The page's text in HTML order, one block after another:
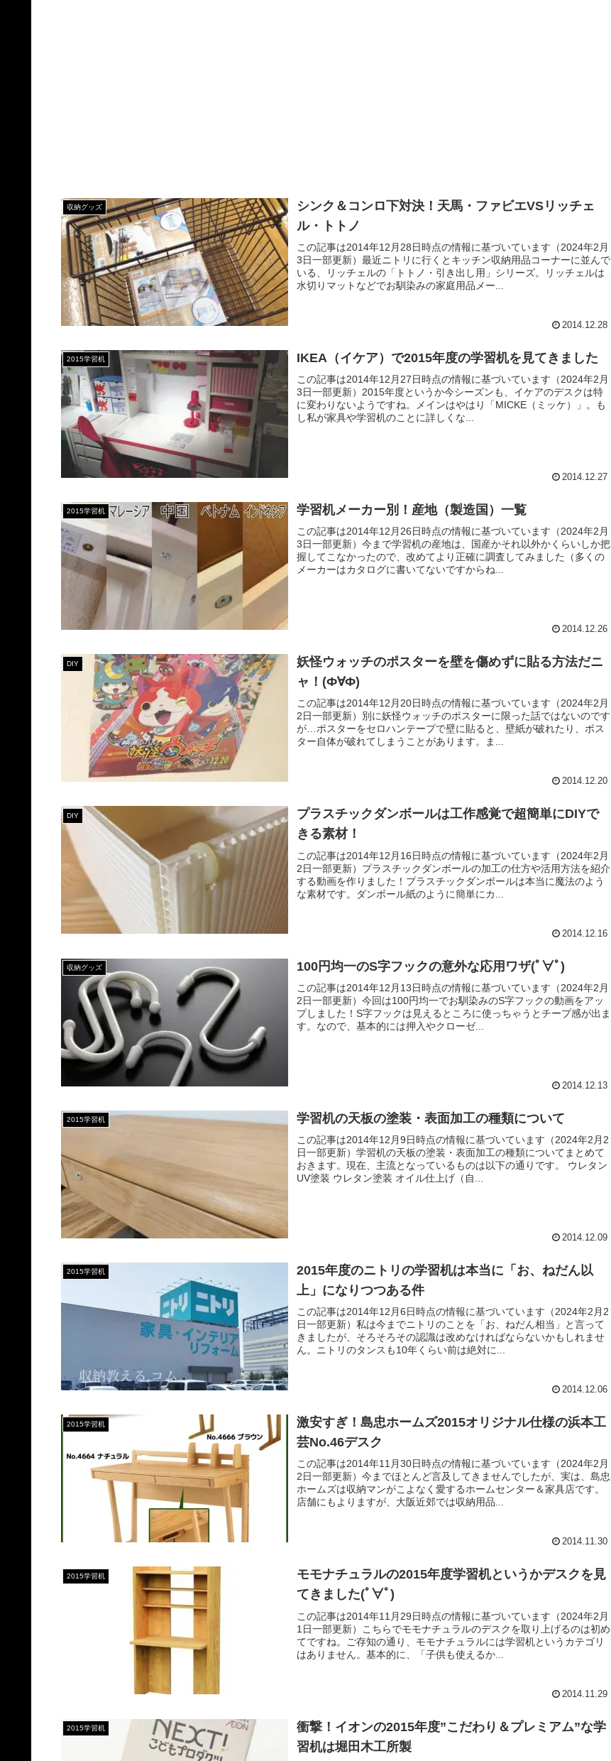
収納グッズ
シンク＆コンロ下対決！天馬・ファビエVSリッチェ
ル・トトノ
この記事は2014年12月28日時点の情報に基づいています（2024年2月
3日一部更新）最近ニトリに行くとキッチン収納用品コーナーに並んで
いる、リッチェルの「トトノ・引き出し用」シリーズ。リッチェルは
水切りマットなどでお馴染みの家庭用品メー...
2014.12.28
2015学習机 IKEA（イケア）で2015年度の学習机を見てきました
この記事は2014年12月27日時点の情報に基づいています（2024年2月
3日一部更新）2015年度というか今シーズンも、イケアのデスクは特
に変わりないようですね。メインはやはり「MICKE（ミッケ）」。も
し私が家具や学習机のことに詳しくな...
2014.12.27
2015学習机 学習机メーカー別！産地（製造国）一覧
この記事は2014年12月26日時点の情報に基づいています（2024年2月
3日一部更新）今まで学習机の産地は、国産かそれ以外かくらいしか把
握してこなかったので、改めてより正確に調査してみました（多くの
メーカーはカタログに書いてないですからね...
2014.12.26
DIY
妖怪ウォッチのポスターを壁を傷めずに貼る方法だニ
ャ！(Ф∀Ф)
この記事は2014年12月20日時点の情報に基づいています（2024年2月
2日一部更新）別に妖怪ウォッチのポスターに限った話ではないのです
が…ポスターをセロハンテープで壁に貼ると、壁紙が破れたり、ポス
ター自体が破れてしまうことがあります。ま...
2014.12.20
DIY
プラスチックダンボールは工作感覚で超簡単にDIYで
きる素材！
この記事は2014年12月16日時点の情報に基づいています（2024年2月
2日一部更新）プラスチックダンボールの加工の仕方や活用方法を紹介
する動画を作りました！プラスチックダンボールは本当に魔法のよう
な素材です。ダンボール紙のように簡単にカ...
2014.12.16
収納グッズ 100円均一のS字フックの意外な応用ワザ(ﾟ∀ﾟ)
この記事は2014年12月13日時点の情報に基づいています（2024年2月
2日一部更新）今回は100円均一でお馴染みのS字フックの動画をアッ
プしました！S字フックは見えるところに使っちゃうとチープ感が出ま
す。なので、基本的には押入やクローゼ...
2014.12.13
2015学習机 学習机の天板の塗装・表面加工の種類について
この記事は2014年12月9日時点の情報に基づいています（2024年2月2
日一部更新）学習机の天板の塗装・表面加工の種類についてまとめて
おきます。現在、主流となっているものは以下の通りです。 ウレタン
UV塗装 ウレタン塗装 オイル仕上げ（自...
2014.12.09
2015学習机
2015年度のニトリの学習机は本当に「お、ねだん以
上」になりつつある件
この記事は2014年12月6日時点の情報に基づいています（2024年2月2
日一部更新）私は今までニトリのことを「お、ねだん相当」と言って
きましたが、そろそろその認識は改めなければならないかもしれませ
ん。ニトリのタンスも10年くらい前は絶対に...
2014.12.06
2015学習机
激安すぎ！島忠ホームズ2015オリジナル仕様の浜本工
芸No.46デスク
この記事は2014年11月30日時点の情報に基づいています（2024年2月
2日一部更新）今までほとんど言及してきませんでしたが、実は、島忠
ホームズは収納マンがこよなく愛するホームセンター＆家具店です。
店舗にもよりますが、大阪近郊では収納用品...
2014.11.30
2015学習机
モモナチュラルの2015年度学習机というかデスクを見
てきました(ﾟ∀ﾟ)
この記事は2014年11月29日時点の情報に基づいています（2024年2月
1日一部更新）こちらでモモナチュラルのデスクを取り上げるのは初め
てですね。ご存知の通り、モモナチュラルには学習机というカテゴリ
はありません。基本的に、「子供も使えるか...
2014.11.29
2015学習机
衝撃！イオンの2015年度”こだわり＆プレミアム”な学
習机は堀田木工所製